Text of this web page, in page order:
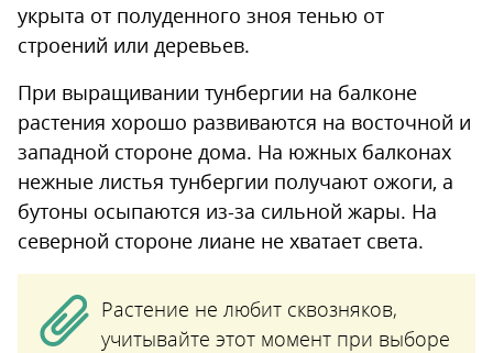
укрыта от полуденного зноя тенью от
строений или деревьев.
При выращивании тунбергии на балконе
растения хорошо развиваются на восточной и
западной стороне дома. На южных балконах
нежные листья тунбергии получают ожоги, а
бутоны осыпаются из-за сильной жары. На
северной стороне лиане не хватает света.
Растение не любит сквозняков,
учитывайте этот момент при выборе